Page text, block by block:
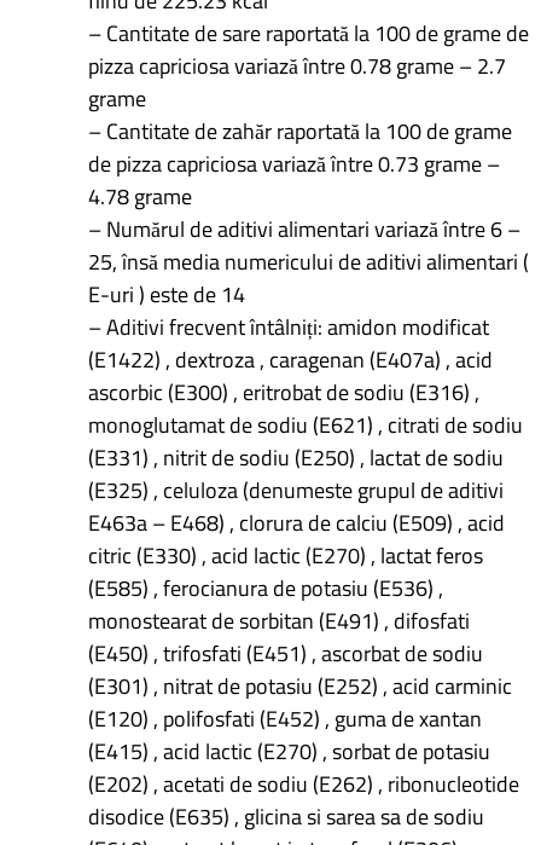
– Cantitate de sare raportată la 100 de grame de
pizza capriciosa variază între 0.78 grame – 2.7
grame
– Cantitate de zahăr raportată la 100 de grame
de pizza capriciosa variază între 0.73 grame –
4.78 grame
– Numărul de aditivi alimentari variază între 6 –
25, însă media numericului de aditivi alimentari (
E-uri ) este de 14
– Aditivi frecvent întâlniți: amidon modificat
(E1422) , dextroza , caragenan (E407a) , acid
ascorbic (E300) , eritrobat de sodiu (E316) ,
monoglutamat de sodiu (E621) , citrati de sodiu
(E331) , nitrit de sodiu (E250) , lactat de sodiu
(E325) , celuloza (denumeste grupul de aditivi
E463a – E468) , clorura de calciu (E509) , acid
citric (E330) , acid lactic (E270) , lactat feros
(E585) , ferocianura de potasiu (E536) ,
monostearat de sorbitan (E491) , difosfati
(E450) , trifosfati (E451) , ascorbat de sodiu
(E301) , nitrat de potasiu (E252) , acid carminic
(E120) , polifosfati (E452) , guma de xantan
(E415) , acid lactic (E270) , sorbat de potasiu
(E202) , acetati de sodiu (E262) , ribonucleotide
disodice (E635) , glicina si sarea sa de sodiu